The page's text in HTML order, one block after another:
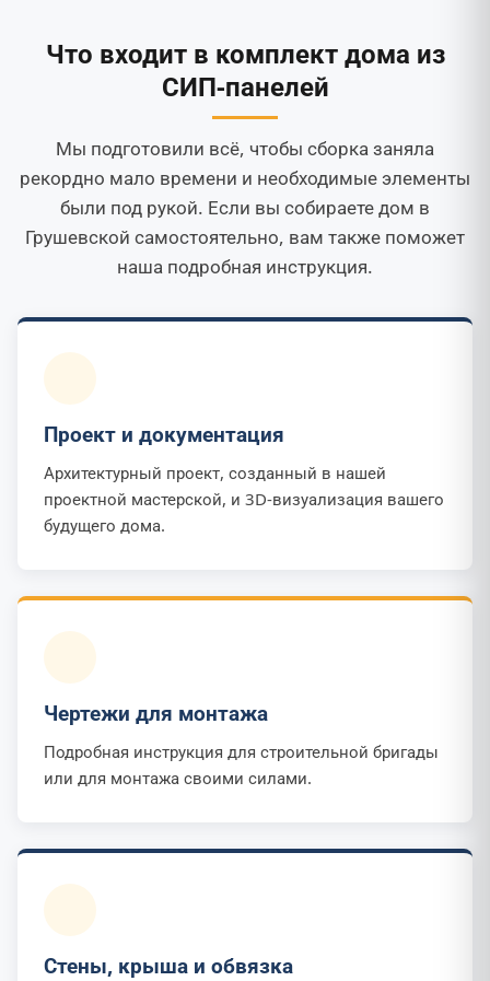
Что входит в комплект дома из
СИП-панелей
Мы подготовили всё, чтобы сборка заняла
рекордно мало времени и необходимые элементы
были под рукой. Если вы собираете дом в
Грушевской самостоятельно, вам также поможет
наша подробная инструкция.
Проект и документация
Архитектурный проект, созданный в нашей
проектной мастерской, и 3D-визуализация вашего
будущего дома.
Чертежи для монтажа
Подробная инструкция для строительной бригады
или для монтажа своими силами.
Стены, крыша и обвязка